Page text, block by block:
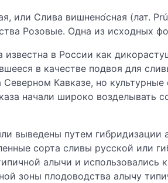
или Слива вишнено́сная (лат.
Розовые. Одна из исходных
в России как
в качестве подвоя для
Кавказе, но
начали широко возделывать
выведены путем
сорта сливы русской или
алычи и
зоны плодоводства алычу